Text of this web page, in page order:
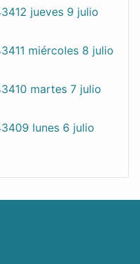
jueves 9 julio
miércoles 8 julio
martes 7 julio
lunes 6 julio